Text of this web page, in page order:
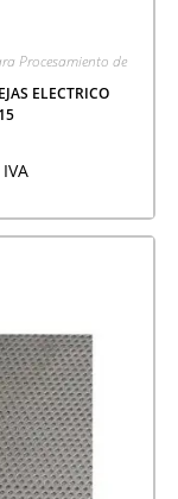
Procesamiento de
ELECTRICO